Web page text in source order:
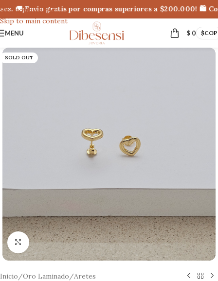
Skip to navigation
Skip to main content
🚚¡Envío gratis por compras superiores a $200.000! 🛍
MENU $0 $COP
SOLD OUT
Click to enlarge
Inicio/Oro Laminado/Aretes